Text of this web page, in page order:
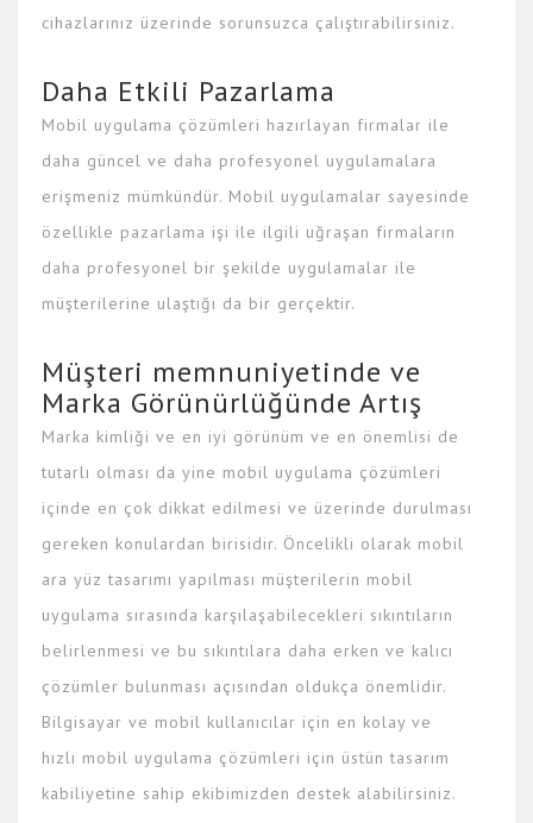
cihazlarınız üzerinde sorunsuzca çalıştırabilirsiniz.
Daha Etkili Pazarlama
Mobil uygulama çözümleri hazırlayan firmalar ile
daha güncel ve daha profesyonel uygulamalara
erişmeniz mümkündür. Mobil uygulamalar sayesinde
özellikle pazarlama işi ile ilgili uğraşan firmaların
daha profesyonel bir şekilde uygulamalar ile
müşterilerine ulaştığı da bir gerçektir.
Müşteri memnuniyetinde ve
Marka Görünürlüğünde Artış
Marka kimliği ve en iyi görünüm ve en önemlisi de
tutarlı olması da yine mobil uygulama çözümleri
içinde en çok dikkat edilmesi ve üzerinde durulması
gereken konulardan birisidir. Öncelikli olarak mobil
ara yüz tasarımı yapılması müşterilerin mobil
uygulama sırasında karşılaşabilecekleri sıkıntıların
belirlenmesi ve bu sıkıntılara daha erken ve kalıcı
çözümler bulunması açısından oldukça önemlidir.
Bilgisayar ve mobil kullanıcılar için en kolay ve
hızlı mobil uygulama çözümleri için üstün tasarım
kabiliyetine sahip ekibimizden destek alabilirsiniz.